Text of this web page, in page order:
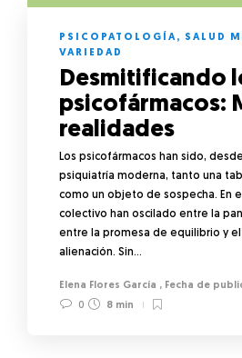
PSICOPATOLOGÍA, SALUD
VARIEDAD
Desmitificando
psicofármacos:
realidades
Los psicofármacos han sido,
psiquiatría moderna, tanto una
como un objeto de sospecha. En
colectivo han oscilado entre la
entre la promesa de equilibrio y
alienación. Sin…
Elena Flores García ,
0
8 min